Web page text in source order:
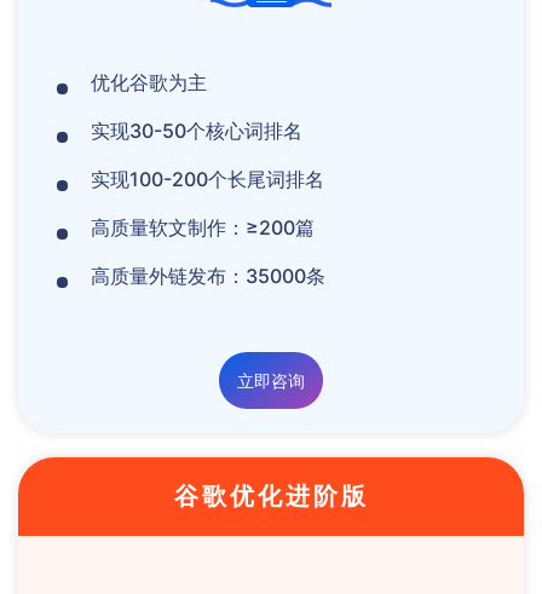
优化谷歌为主
实现30-50个核心词排名
实现100-200个长尾词排名
高质量软文制作：≥200篇
高质量外链发布：35000条
立即咨询
谷歌优化进阶版